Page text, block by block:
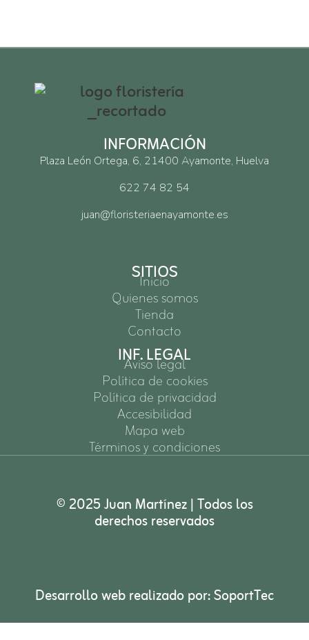
INFORMACIÓN
Plaza León Ortega, 6, 21400 Ayamonte, Huelva
622 74 82 54
juan@floristeriaenayamonte.es
SITIOS
Inicio
Quienes somos
Tienda
Contacto
INF. LEGAL
Aviso legal
Política de cookies
Política de privacidad
Accesibilidad
Mapa web
Términos y condiciones
© 2025 Juan Martínez | Todos los
derechos reservados
Desarrollo web realizado por:SoportTec